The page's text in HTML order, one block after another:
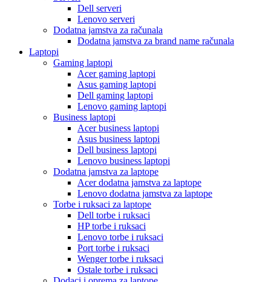
Dell serveri
Lenovo serveri
Dodatna jamstva za računala
Dodatna jamstva za brand name računala
Laptopi
Gaming laptopi
Acer gaming laptopi
Asus gaming laptopi
Dell gaming laptopi
Lenovo gaming laptopi
Business laptopi
Acer business laptopi
Asus business laptopi
Dell business laptopi
Lenovo business laptopi
Dodatna jamstva za laptope
Acer dodatna jamstva za laptope
Lenovo dodatna jamstva za laptope
Torbe i ruksaci za laptope
Dell torbe i ruksaci
HP torbe i ruksaci
Lenovo torbe i ruksaci
Port torbe i ruksaci
Wenger torbe i ruksaci
Ostale torbe i ruksaci